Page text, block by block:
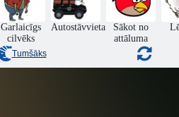
Gliemeži Bobs 3 Futbola
Garlaicīgs
cilvēks
Autostāvvieta
Sākot no
attāluma
Tumšāks